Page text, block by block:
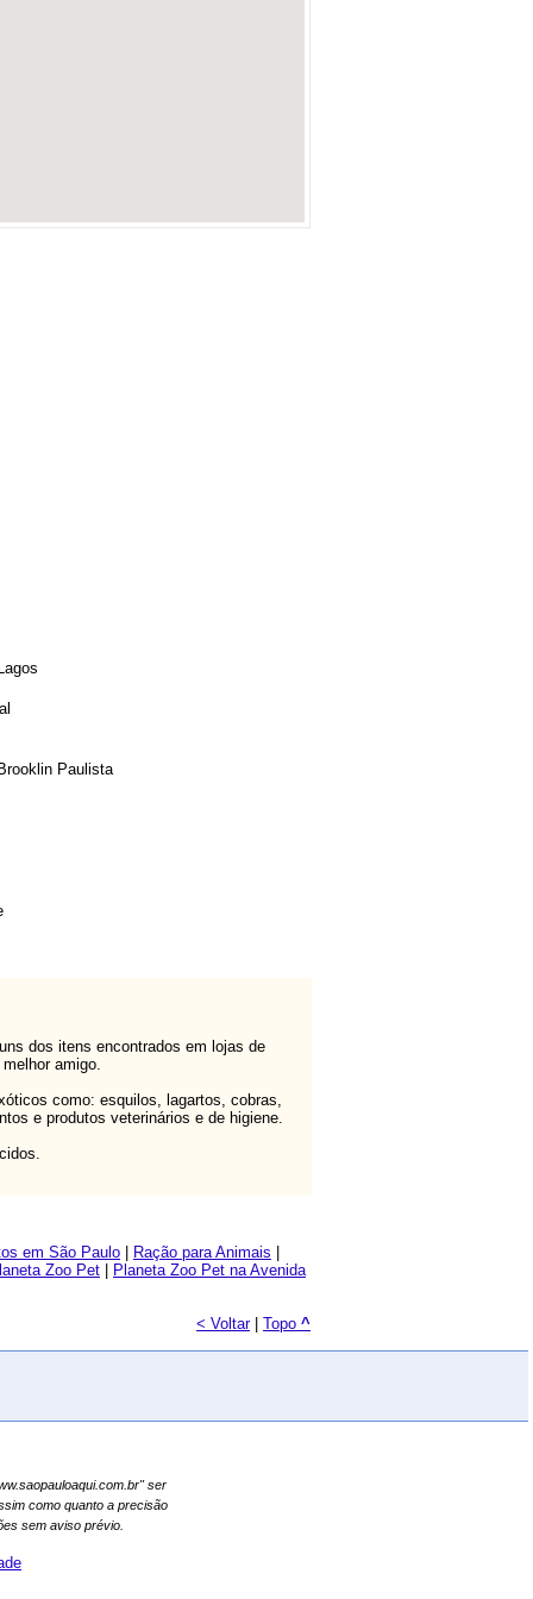
Paulista
dos itens encontrados em lojas de
amigo.
como: esquilos, lagartos, cobras,
e produtos veterinários e de higiene.
em São Paulo Ração para Animais
Zoo Pet
Planeta Zoo Pet na Avenida
< Voltar| Topo ^
ser
como quanto a precisão
sem aviso prévio.